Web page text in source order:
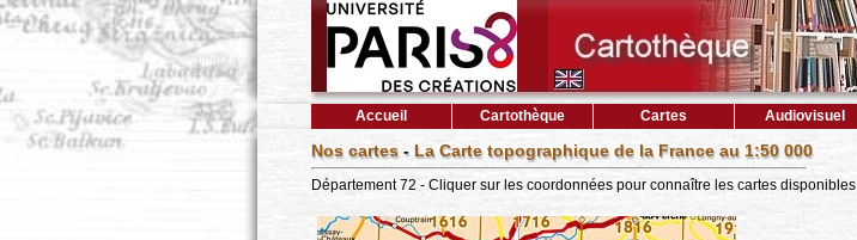
Accueil Cartothèque Cartes Audiovisuel
Nos cartes- La Carte topographique de la France au 1:50 000
Département 72 - Cliquer sur les coordonnées pour connaître les cartes disponibles